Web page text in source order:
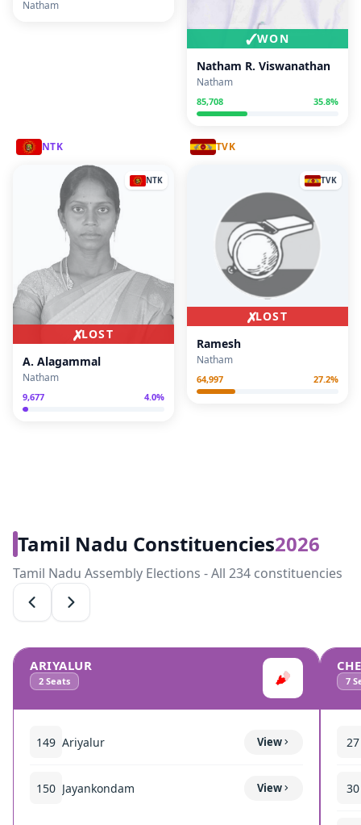
Natham
✓WON
Natham R. Viswanathan
Natham
85,708 35.8%
NTK
✗LOST
NTK
A. Alagammal
Natham
9,677 4.0%
TVK
✗LOST
TVK
Ramesh
Natham
64,997 27.2%
Tamil Nadu Constituencies2026
Tamil Nadu Assembly Elections - All 234 constituencies
ARIYALUR
2 Seats
149 Ariyalur View
150 Jayankondam View
7
27
30